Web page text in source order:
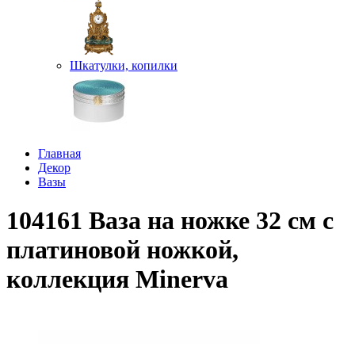
Шкатулки, копилки
Главная
Декор
Вазы
104161 Ваза на ножке 32 см с
платиновой ножкой,
коллекция Minerva